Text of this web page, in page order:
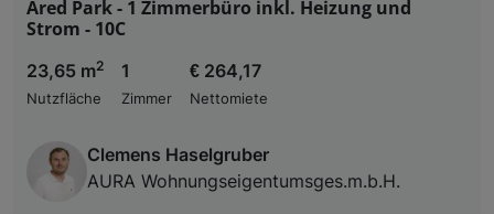
Ared Park - 1 Zimmerbüro inkl. Heizung und
Strom - 10C
23,65 m2
Nutzfläche
1
Zimmer
€ 264,17
Nettomiete
Clemens Haselgruber
AURA Wohnungseigentumsges.m.b.H.